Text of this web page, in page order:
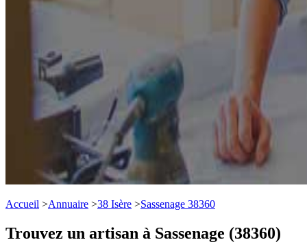
Accueil >Annuaire >38 Isère >Sassenage 38360
Trouvez un artisan à Sassenage (38360)